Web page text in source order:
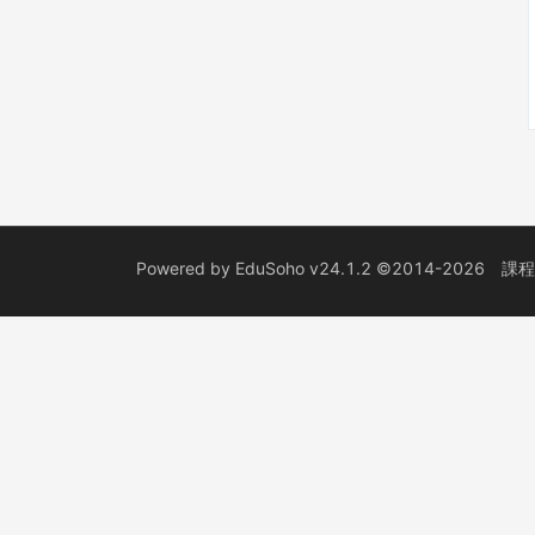
Powered by EduSoho v24.1.2 ©2014-2026 課